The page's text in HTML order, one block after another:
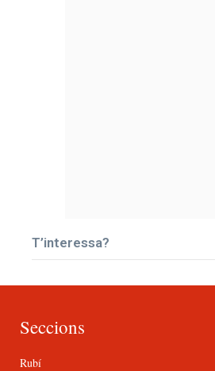
T’interessa?
Seccions
Rubí